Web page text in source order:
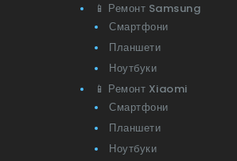
📱 Ремонт Samsung
Смартфони
Планшети
Ноутбуки
📱 Ремонт Xiaomi
Смартфони
Планшети
Ноутбуки